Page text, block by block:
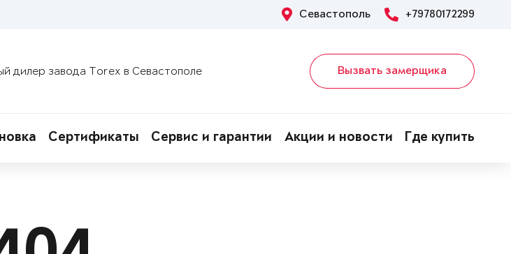
Севастополь +79780172299
дилер завода Torex в Севастополе Вызвать замерщика
Сертификаты Сервис и гарантии Акции и новости Где купить